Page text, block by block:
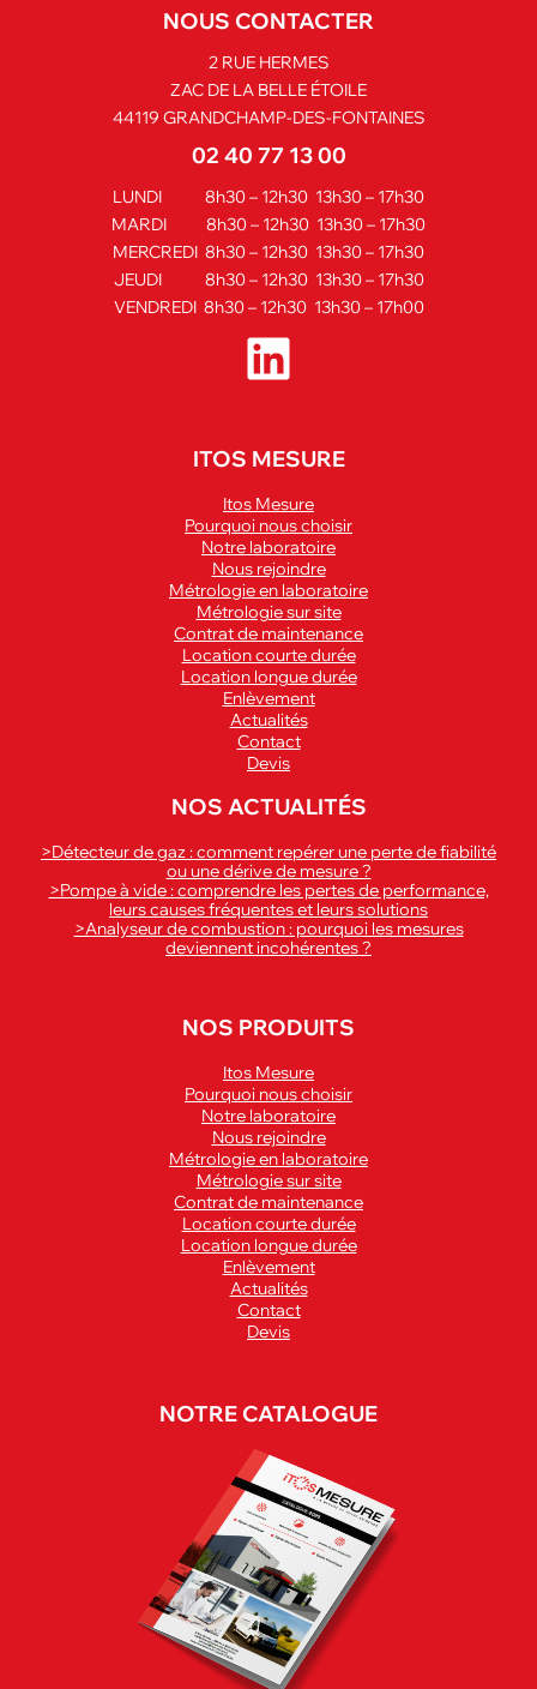
NOUS CONTACTER
2 RUE HERMES
ZAC DE LA BELLE ÉTOILE
44119 GRANDCHAMP-DES-FONTAINES
02 40 77 13 00
LUNDI 8h30 – 12h30 13h30 – 17h30
MARDI 8h30 – 12h30 13h30 – 17h30
MERCREDI 8h30 – 12h30 13h30 – 17h30
JEUDI 8h30 – 12h30 13h30 – 17h30
VENDREDI 8h30 – 12h30 13h30 – 17h00
ITOS MESURE
Itos Mesure
Pourquoi nous choisir
Notre laboratoire
Nous rejoindre
Métrologie en laboratoire
Métrologie sur site
Contrat de maintenance
Location courte durée
Location longue durée
Enlèvement
Actualités
Contact
Devis
NOS ACTUALITÉS
>Détecteur de gaz : comment repérer une perte de fiabilité
ou une dérive de mesure ?
>Pompe à vide : comprendre les pertes de performance,
leurs causes fréquentes et leurs solutions
>Analyseur de combustion : pourquoi les mesures
deviennent incohérentes ?
NOS PRODUITS
Itos Mesure
Pourquoi nous choisir
Notre laboratoire
Nous rejoindre
Métrologie en laboratoire
Métrologie sur site
Contrat de maintenance
Location courte durée
Location longue durée
Enlèvement
Actualités
Contact
Devis
NOTRE CATALOGUE